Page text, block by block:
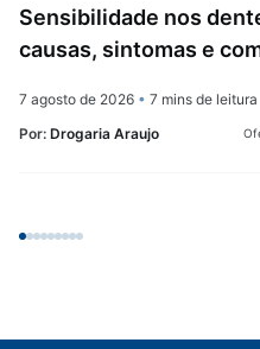
Sensibilidade nos
causas, sintomas e
7 agosto de 2026 • 7 mins de leitura
Por: Drogaria Araujo